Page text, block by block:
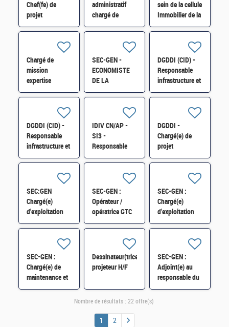
Chef(fe) de
projet
immobilier
administratif
chargé de
maintenances
immobilier H/F
sein de la cellule
Immobilier de la
Direction
des Douanes
d'Occitanie H/F
Chargé de
mission
expertise
TECHNIQUE de
immobiliers de
l'État et appui
opérationnel
H/F
SEC-GEN -
ECONOMISTE
DE LA
CONSTRUCTION
IMMOBILIER
H/F
DGDDI (CID) -
Responsable
infrastructure et
immobilier (cat.
DGDDI (CID) -
Responsable
infrastructure et
immobilier (cat.
IDIV CN/AP -
SI3 -
Responsable
adjoint du pôle
datacentres H/F
DGDDI -
Chargé(e) de
projet
immobilier à la
douanes de
Mulhouse H/F
SEC:GEN
Chargé(e)
d'exploitation
GMAO - BIM au
GRAND EST
PROVINCE H/F
SEC-GEN :
Opérateur /
opératrice GTC
(Gestion
Centralisée) H/F
SEC-GEN :
Chargé(e)
d'exploitation
maintenance et
du PICAV Paris
Bercy H/F
SEC-GEN :
Chargé(e) de
maintenance et
d'exploitation
Dessinateur(trice)
projeteur H/F
SEC-GEN :
Adjoint(e) au
responsable du
secteur
Nombre de résultats : 22 offre(s)
1 2